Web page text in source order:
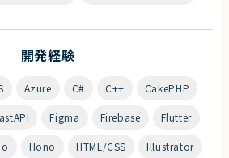
開発経験
Azure C# C++ CakePHP
Figma Firebase Flutter
Hono HTML/CSS Illustrator